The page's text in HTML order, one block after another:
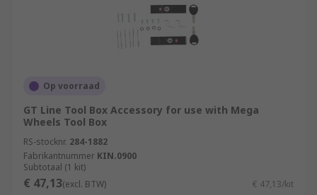
Op voorraad
GT Line Tool Box Accessory for use with Mega
Wheels Tool Box
RS-stocknr. 284-1882
Fabrikantnummer KIN.0900
Subtotaal (1 kit)
€ 47,13(excl. BTW) € 47,13/kit